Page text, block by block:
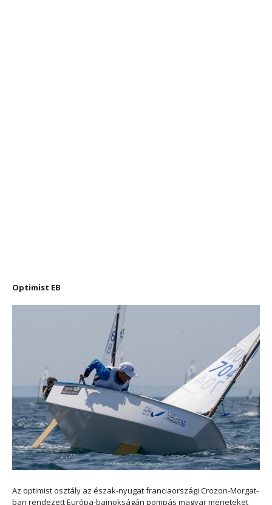
Optimist EB
Az optimist osztály az észak-nyugat franciaországi Crozon-Morgat-
ban rendezett Európa-bajnokságán pompás magyar meneteket